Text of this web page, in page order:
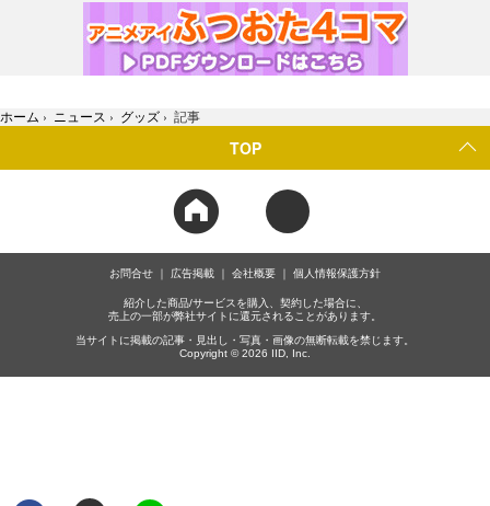
ホーム › ニュース › グッズ › 記事
TOP
お問合せ 広告掲載 会社概要 個人情報保護方針
紹介した商品/サービスを購入、契約した場合に、
売上の一部が弊社サイトに還元されることがあります。
当サイトに掲載の記事・見出し・写真・画像の無断転載を禁じます。
Copyright © 2026 IID, Inc.